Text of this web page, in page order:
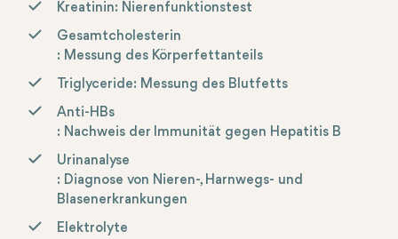
Kreatinin: Nierenfunktionstest
Gesamtcholesterin
: Messung des Körperfettanteils
Triglyceride: Messung des Blutfetts
Anti-HBs
: Nachweis der Immunität gegen Hepatitis B
Urinanalyse
: Diagnose von Nieren-, Harnwegs- und
Blasenerkrankungen
Elektrolyte